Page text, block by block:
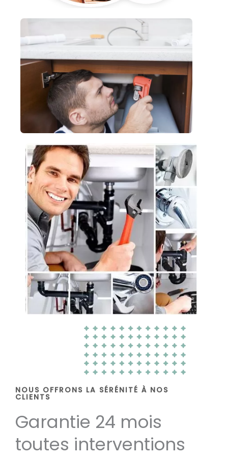
NOUS OFFRONS LA SÉRÉNITÉ À NOS
CLIENTS
Garantie 24 mois
toutes interventions